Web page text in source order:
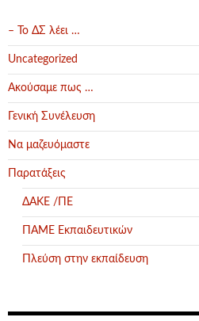
– Το ΔΣ λέει …
Uncategorized
Ακούσαμε πως …
Γενική Συνέλευση
Να μαζευόμαστε
Παρατάξεις
ΔΑΚΕ /ΠΕ
ΠΑΜΕ Εκπαιδευτικών
Πλεύση στην εκπαίδευση